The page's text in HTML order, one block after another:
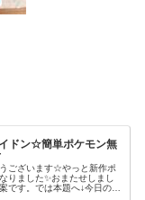
ドン☆簡単ポケモン無
ございます☆やっと新作ポ
りました✨おまたせしまし
です。では本題へ↓今日の作